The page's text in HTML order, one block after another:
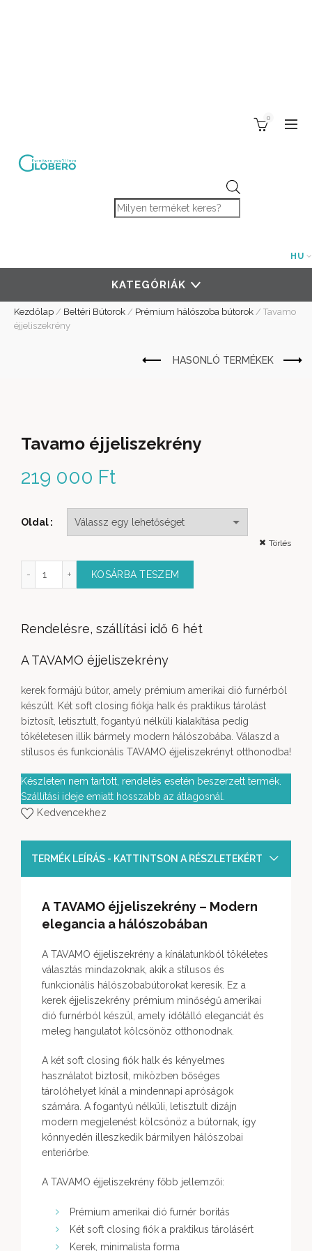
Products search
0
HU
KATEGÓRIÁK
Kezdőlap / Beltéri Bútorok / Prémium hálószoba bútorok / Tavamo
éjjeliszekrény
Tavamo éjjeliszekrény
219 000 Ft
Oldal
Törlés
éjjeliszekrény mennyiség
KOSÁRBA TESZEM
Rendelésre, szállítási idő 6 hét
A TAVAMO éjjeliszekrény
kerek formájú bútor, amely prémium amerikai dió furnérból
készült. Két soft closing fiókja halk és praktikus tárolást
biztosít, letisztult, fogantyú nélküli kialakítása pedig
tökéletesen illik bármely modern hálószobába. Válaszd a
stílusos és funkcionális TAVAMO éjjeliszekrényt otthonodba!
Készleten nem tartott, rendelés esetén beszerzett termék.
Szállítási ideje emiatt hosszabb az átlagosnál.
Kedvencekhez
TERMÉK LEÍRÁS - KATTINTSON A RÉSZLETEKÉRT
A TAVAMO éjjeliszekrény – Modern
elegancia a hálószobában
A TAVAMO éjjeliszekrény a kínálatunkból tökéletes
választás mindazoknak, akik a stílusos és
funkcionális hálószobabútorokat keresik. Ez a
kerek éjjeliszekrény prémium minőségű amerikai
dió furnérból készül, amely időtálló eleganciát és
meleg hangulatot kölcsönöz otthonodnak.
A két soft closing fiók halk és kényelmes
használatot biztosít, miközben bőséges
tárolóhelyet kínál a mindennapi apróságok
számára. A fogantyú nélküli, letisztult dizájn
modern megjelenést kölcsönöz a bútornak, így
könnyedén illeszkedik bármilyen hálószobai
enteriőrbe.
A TAVAMO éjjeliszekrény főbb jellemzői:
Prémium amerikai dió furnér borítás
Két soft closing fiók a praktikus tárolásért
Kerek, minimalista forma